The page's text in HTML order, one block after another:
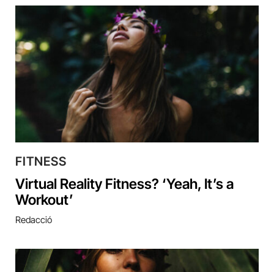
FITNESS
Virtual Reality Fitness? ‘Yeah, It’s a
Workout’
Redacció